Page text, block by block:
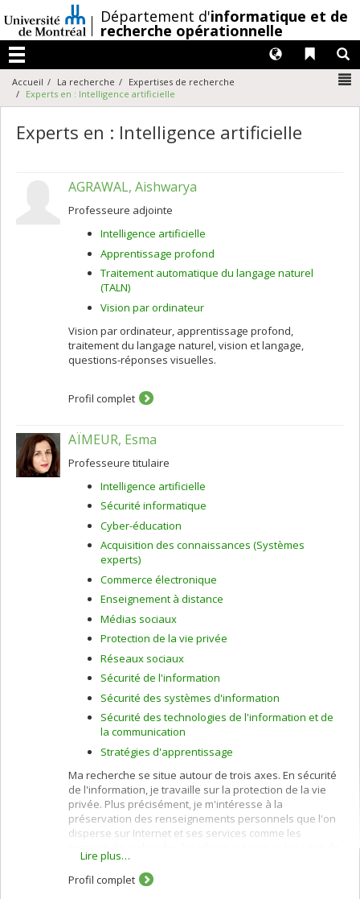
au
contenu
/Département d'informatique et de
recherche opérationnelle
Menu
Liens
Langues
Accueil La recherche
Expertises de recherche
Experts en : Intelligence artificielle
Experts en : Intelligence artificielle
AGRAWAL, Aishwarya
Professeure adjointe
Intelligence artificielle
Apprentissage profond
Traitement automatique du langage naturel
(TALN)
Vision par ordinateur
Vision par ordinateur, apprentissage profond,
traitement du langage naturel, vision et langage,
questions-réponses visuelles.
Profil complet
AÏMEUR, Esma
Professeure titulaire
Intelligence artificielle
Sécurité informatique
Cyber-éducation
Acquisition des connaissances (Systèmes
experts)
Commerce électronique
Enseignement à distance
Médias sociaux
Protection de la vie privée
Réseaux sociaux
Sécurité de l'information
Sécurité des systèmes d'information
Sécurité des technologies de l'information et de
la communication
Stratégies d'apprentissage
Ma recherche se situe autour de trois axes. En sécurité
de l'information, je travaille sur la protection de la vie
privée. Plus précisément, je m'intéresse à la
préservation des renseignements personnels que l'on
disperse sur Internet et ses services comme les
géolocalisation, d'apprentissage en ligne et de
commerce électronique. Je fais appel à des protocoles
cryptographiques, et à différentes techniques de
Lire plus…
Profil complet